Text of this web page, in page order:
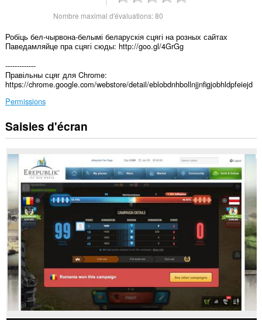
Nombre maximal d'évaluations:80
Робіць бел-чырвона-белымі беларускія сцягі на розных сайтах
Паведамляйце пра сцягі сюды: http://goo.gl/4GrGg
-------------
Правільны сцяг для Chrome:
https://chrome.google.com/webstore/detail/eblobdnhbollnjjnfigjobhldpfeiejd
Permissions
Cette
extension
accéder
données
tous
les
sites.
Saisies d'écran